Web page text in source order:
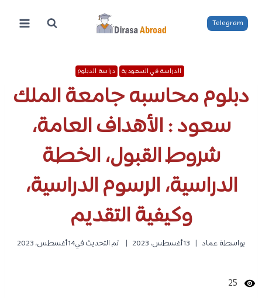
المحتوى
Telegram
الدراسة في السعودية دراسة الدبلوم
دبلوم محاسبه جامعة الملك
سعود : الأهداف العامة،
شروط القبول، الخطة
الدراسية، الرسوم الدراسية،
وكيفية التقديم
بواسطة عماد 13 أغسطس، 2023 تم التحديث في14 أغسطس، 2023
25